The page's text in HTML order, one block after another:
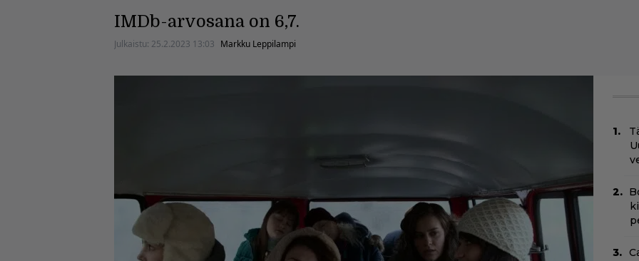
IMDb-arvosana on 6,7.
Julkaistu: 25.2.2023 13:03 Markku Leppilampi